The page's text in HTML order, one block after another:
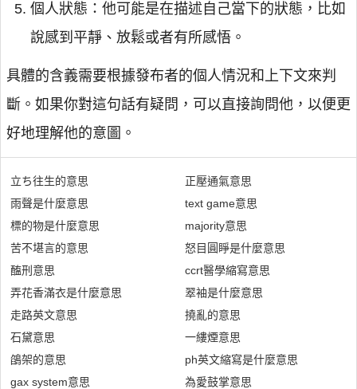
個人狀態：他可能是在描述自己當下的狀態，比如
說感到平靜、放鬆或者有所感悟。
具體的含義需要根據發布者的個人情況和上下文來判
斷。如果你對這句話有疑問，可以直接詢問他，以便更
好地理解他的意圖。
立ち往生的意思
雨聲是什麼意思
標的物是什麼意思
苦不堪言的意思
醢刑意思
弄花香滿衣是什麼意思
走路英文意思
石黛意思
鵮架的意思
gax system意思
正壓通氣意思
text game意思
majority意思
怒目圓睜是什麼意思
ccrt醫學縮寫意思
翠袖是什麼意思
撓亂的意思
一縷煙意思
ph英文縮寫是什麼意思
為愛鼓掌意思